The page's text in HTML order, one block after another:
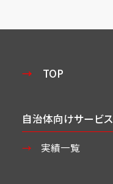
TOP
自治体向けサービス
実績一覧